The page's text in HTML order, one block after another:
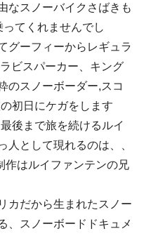
なスノーバイクさばきも
てくれませんでし
グーフィーからレギュラ
ビスパーカー、キング
のスノーボーダー,スコ
初日にケガをします
後まで旅を続けるルイ
人として現れるのは、、
作はルイファンテンの兄
カだから生まれたスノー
、スノーボードドキュメ